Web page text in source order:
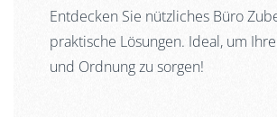
Entdecken Sie nützliches Büro
praktische Lösungen. Ideal, um
und Ordnung zu sorgen!